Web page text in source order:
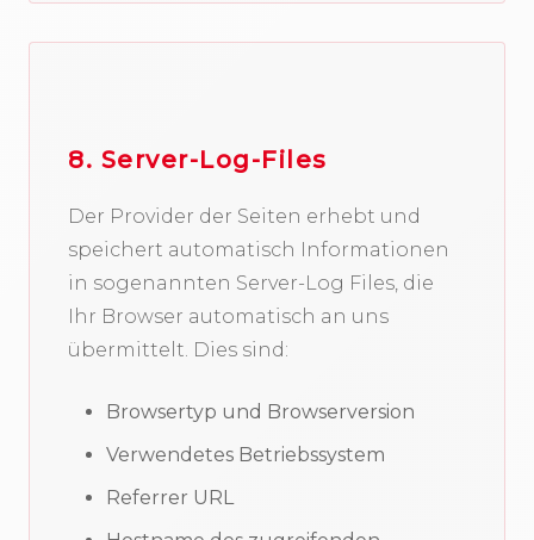
8. Server-Log-Files
Der Provider der Seiten erhebt und
speichert automatisch Informationen
in sogenannten Server-Log Files, die
Ihr Browser automatisch an uns
übermittelt. Dies sind:
Browsertyp und Browserversion
Verwendetes Betriebssystem
Referrer URL